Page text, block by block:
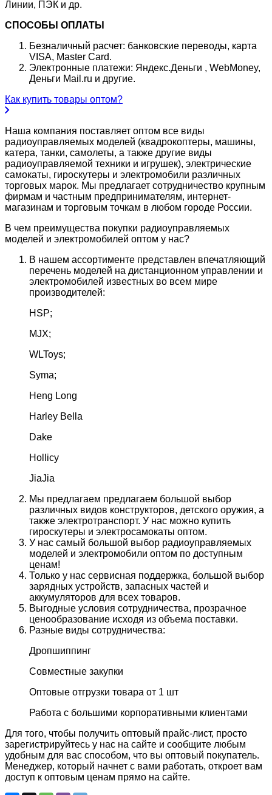
Линии, ПЭК и др.
СПОСОБЫ ОПЛАТЫ
Безналичный расчет: банковские переводы, карта
VISA, Master Card.
Электронные платежи: Яндекс.Деньги , WebMoney,
Деньги Mail.ru и другие.
Как купить товары оптом?
Наша компания поставляет оптом все виды
радиоуправляемых моделей (квадрокоптеры, машины,
катера, танки, самолеты, а также другие виды
радиоуправляемой техники и игрушек), электрические
самокаты, гироскутеры и электромобили различных
торговых марок. Мы предлагает сотрудничество крупным
фирмам и частным предпринимателям, интернет-
магазинам и торговым точкам в любом городе России.
В чем преимущества покупки радиоуправляемых
моделей и электромобилей оптом у нас?
В нашем ассортименте представлен впечатляющий
перечень моделей на дистанционном управлении и
электромобилей известных во всем мире
производителей:
HSP;
MJX;
WLToys;
Syma;
Heng Long
Harley Bella
Dake
Hollicy
JiaJia
Мы предлагаем предлагаем большой выбор
различных видов конструкторов, детского оружия, а
также электротранспорт. У нас можно купить
гироскутеры и электросамокаты оптом.
У нас самый большой выбор радиоуправляемых
моделей и электромобили оптом по доступным
ценам!
Только у нас сервисная поддержка, большой выбор
зарядных устройств, запасных частей и
аккумуляторов для всех товаров.
Выгодные условия сотрудничества, прозрачное
ценообразование исходя из объема поставки.
Разные виды сотрудничества:
Дропшиппинг
Совместные закупки
Оптовые отгрузки товара от 1 шт
Работа с большими корпоративными клиентами
Для того, чтобы получить оптовый прайс-лист, просто
зарегистрируйтесь у нас на сайте и сообщите любым
удобным для вас способом, что вы оптовый покупатель.
Менеджер, который начнет с вами работать, откроет вам
доступ к оптовым ценам прямо на сайте.